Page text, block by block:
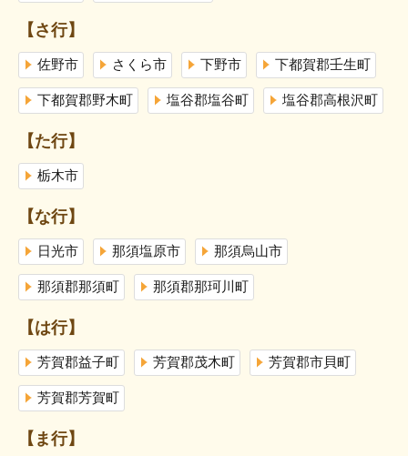
【さ行】
佐野市 さくら市 下野市 下都賀郡壬生町
下都賀郡野木町 塩谷郡塩谷町 塩谷郡高根沢町
【た行】
栃木市
【な行】
日光市 那須塩原市 那須烏山市
那須郡那須町 那須郡那珂川町
【は行】
芳賀郡益子町 芳賀郡茂木町 芳賀郡市貝町
芳賀郡芳賀町
【ま行】